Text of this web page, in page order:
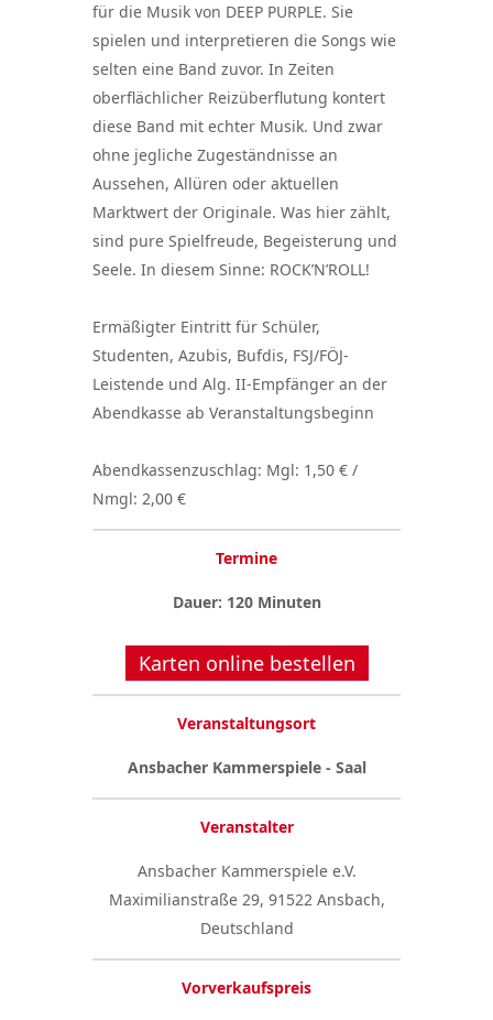
für die Musik von DEEP PURPLE. Sie
spielen und interpretieren die Songs wie
selten eine Band zuvor. In Zeiten
oberflächlicher Reizüberflutung kontert
diese Band mit echter Musik. Und zwar
ohne jegliche Zugeständnisse an
Aussehen, Allüren oder aktuellen
Marktwert der Originale. Was hier zählt,
sind pure Spielfreude, Begeisterung und
Seele. In diesem Sinne: ROCK’N’ROLL!
Ermäßigter Eintritt für Schüler,
Studenten, Azubis, Bufdis, FSJ/FÖJ-
Leistende und Alg. II-Empfänger an der
Abendkasse ab Veranstaltungsbeginn
Abendkassenzuschlag: Mgl: 1,50 € /
Nmgl: 2,00 €
Termine
Dauer: 120 Minuten
Karten online bestellen
Veranstaltungsort
Ansbacher Kammerspiele - Saal
Veranstalter
Ansbacher Kammerspiele e.V.
Maximilianstraße 29, 91522 Ansbach,
Deutschland
Vorverkaufspreis